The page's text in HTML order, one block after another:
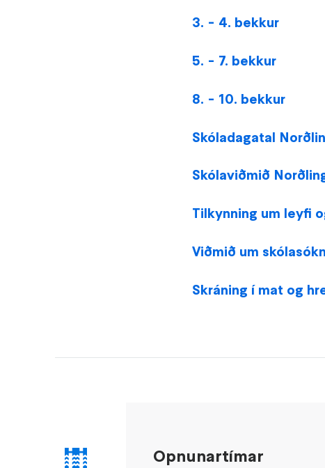
3. - 4. bekkur
5. - 7. bekkur
8. - 10. bekkur
Skóladagatal
Skólaviðmið
Tilkynning um leyfi
Viðmið um
Skráning í mat og
Opnunartímar